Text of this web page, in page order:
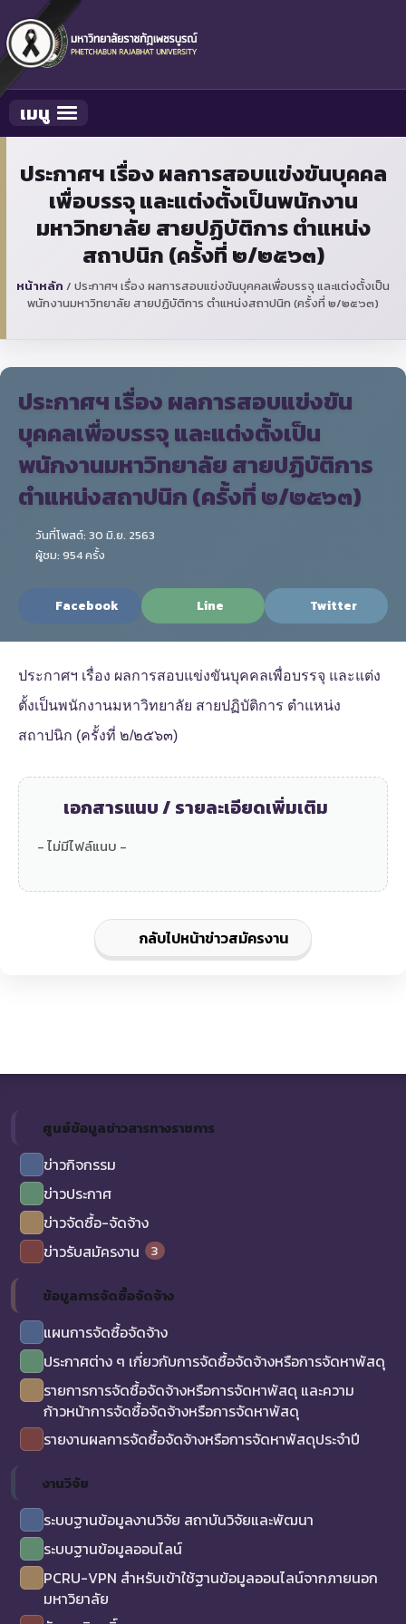
Toggle navigation
เมนู
ประกาศฯ เรื่อง ผลการสอบแข่งขันบุคคล
เพื่อบรรจุ และแต่งตั้งเป็นพนักงาน
มหาวิทยาลัย สายปฏิบัติการ ตำแหน่ง
สถาปนิก (ครั้งที่ ๒/๒๕๖๓)
หน้าหลัก / ประกาศฯ เรื่อง ผลการสอบแข่งขันบุคคลเพื่อบรรจุ และแต่งตั้งเป็น
พนักงานมหาวิทยาลัย สายปฏิบัติการ ตำแหน่งสถาปนิก (ครั้งที่ ๒/๒๕๖๓)
ประกาศฯ เรื่อง ผลการสอบแข่งขัน
บุคคลเพื่อบรรจุ และแต่งตั้งเป็น
พนักงานมหาวิทยาลัย สายปฏิบัติการ
ตำแหน่งสถาปนิก (ครั้งที่ ๒/๒๕๖๓)
วันที่โพสต์: 30 มิ.ย. 2563
ผู้ชม: 954 ครั้ง
Facebook Line Twitter
ประกาศฯ เรื่อง ผลการสอบแข่งขันบุคคลเพื่อบรรจุ และแต่ง
ตั้งเป็นพนักงานมหาวิทยาลัย สายปฏิบัติการ ตำแหน่ง
สถาปนิก (ครั้งที่ ๒/๒๕๖๓)
เอกสารแนบ / รายละเอียดเพิ่มเติม
- ไม่มีไฟล์แนบ -
กลับไปหน้าข่าวสมัครงาน
ศูนย์ข้อมูลข่าวสารทางราชการ
ข่าวกิจกรรม
ข่าวประกาศ
ข่าวจัดซื้อ-จัดจ้าง
ข่าวรับสมัครงาน
3
ข้อมูลการจัดซื้อจัดจ้าง
แผนการจัดซื้อจัดจ้าง
ประกาศต่าง ๆ เกี่ยวกับการจัดซื้อจัดจ้างหรือการจัดหาพัสดุ
รายการการจัดซื้อจัดจ้างหรือการจัดหาพัสดุ และความ
ก้าวหน้าการจัดซื้อจัดจ้างหรือการจัดหาพัสดุ
รายงานผลการจัดซื้อจัดจ้างหรือการจัดหาพัสดุประจำปี
งานวิจัย
ระบบฐานข้อมูลงานวิจัย สถาบันวิจัยและพัฒนา
ระบบฐานข้อมูลออนไลน์
PCRU-VPN สำหรับเข้าใช้ฐานข้อมูลออนไลน์จากภายนอก
มหาวิยาลัย